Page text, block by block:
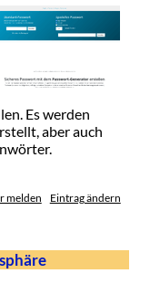
Es werden
aber auch
melden Eintrag ändern